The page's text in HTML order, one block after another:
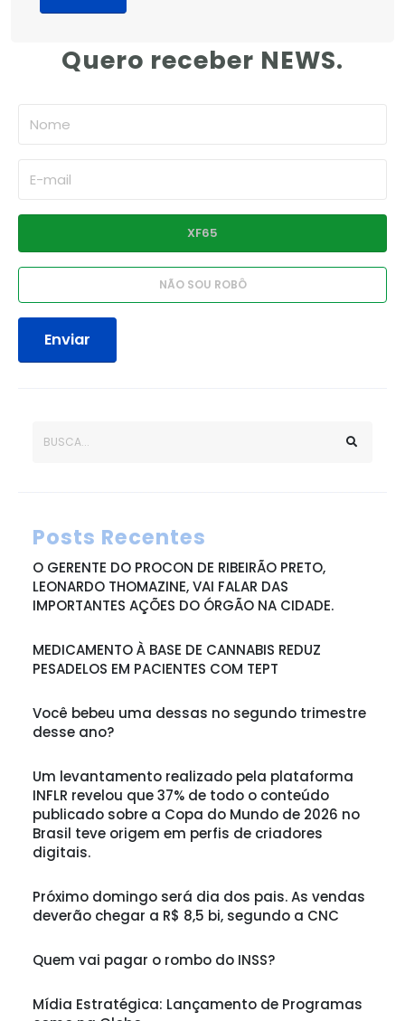
Quero receber NEWS.
Enviar
Posts Recentes
O GERENTE DO PROCON DE RIBEIRÃO PRETO,
LEONARDO THOMAZINE, VAI FALAR DAS
IMPORTANTES AÇÕES DO ÓRGÃO NA CIDADE.
MEDICAMENTO À BASE DE CANNABIS REDUZ
PESADELOS EM PACIENTES COM TEPT
Você bebeu uma dessas no segundo trimestre
desse ano?
Um levantamento realizado pela plataforma
INFLR revelou que 37% de todo o conteúdo
publicado sobre a Copa do Mundo de 2026 no
Brasil teve origem em perfis de criadores
digitais.
Próximo domingo será dia dos pais. As vendas
deverão chegar a R$ 8,5 bi, segundo a CNC
Quem vai pagar o rombo do INSS?
Mídia Estratégica: Lançamento de Programas